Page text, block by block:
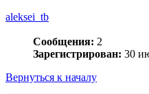
aleksei_tb
Сообщения: 2
Зарегистрирован: 30
Вернуться к началу